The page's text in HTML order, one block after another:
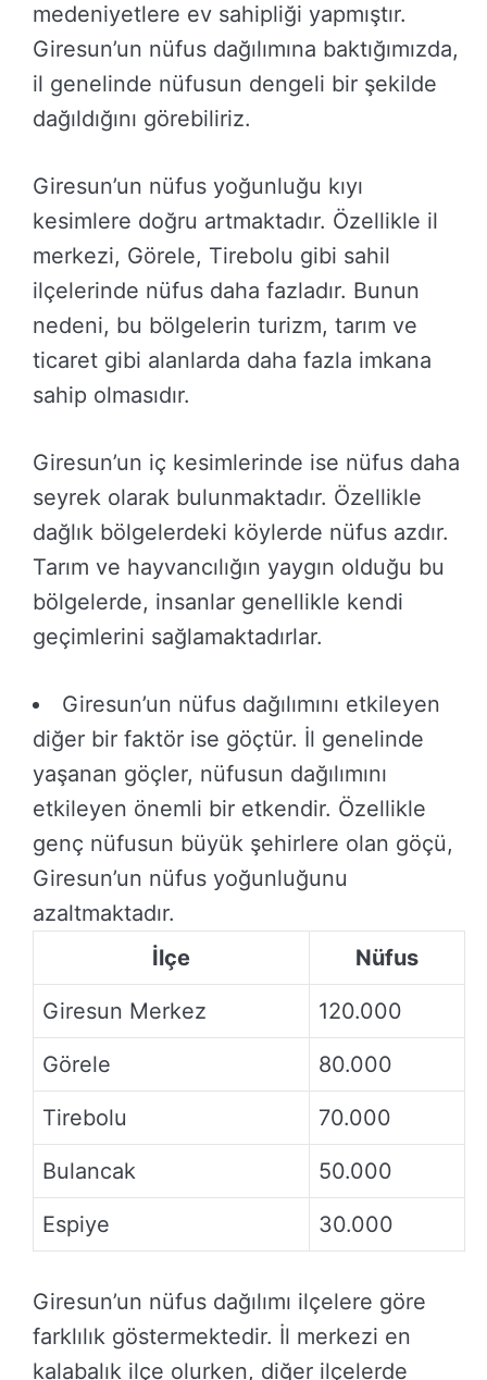
medeniyetlere ev sahipliği yapmıştır.
Giresun’un nüfus dağılımına baktığımızda,
il genelinde nüfusun dengeli bir şekilde
dağıldığını görebiliriz.
Giresun’un nüfus yoğunluğu kıyı
kesimlere doğru artmaktadır. Özellikle il
merkezi, Görele, Tirebolu gibi sahil
ilçelerinde nüfus daha fazladır. Bunun
nedeni, bu bölgelerin turizm, tarım ve
ticaret gibi alanlarda daha fazla imkana
sahip olmasıdır.
Giresun’un iç kesimlerinde ise nüfus daha
seyrek olarak bulunmaktadır. Özellikle
dağlık bölgelerdeki köylerde nüfus azdır.
Tarım ve hayvancılığın yaygın olduğu bu
bölgelerde, insanlar genellikle kendi
geçimlerini sağlamaktadırlar.
Giresun’un nüfus dağılımını etkileyen
diğer bir faktör ise göçtür. İl genelinde
yaşanan göçler, nüfusun dağılımını
etkileyen önemli bir etkendir. Özellikle
genç nüfusun büyük şehirlere olan göçü,
Giresun’un nüfus yoğunluğunu
azaltmaktadır.
İlçe
Nüfus
Giresun Merkez 120.000
Görele 80.000
Tirebolu 70.000
Bulancak 50.000
Espiye 30.000
Giresun’un nüfus dağılımı ilçelere göre
farklılık göstermektedir. İl merkezi en
kalabalık ilçe olurken, diğer ilçelerde